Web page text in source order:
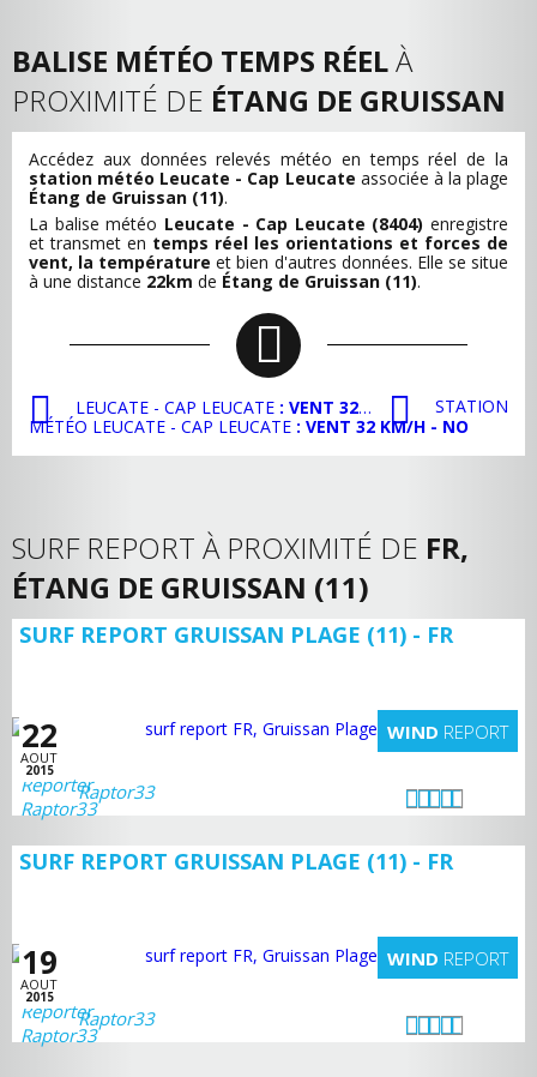
BALISE MÉTÉO TEMPS RÉELÀ
PROXIMITÉ DE ÉTANG DE GRUISSAN
Accédez aux données relevés météo en temps réel de la
station météo Leucate - Cap Leucate associée à la plage
Étang de Gruissan (11).
La balise météo Leucate - Cap Leucate (8404) enregistre
et transmet en temps réel les orientations et forces de
vent, la température et bien d'autres données. Elle se situe
à une distance 22km de Étang de Gruissan (11).
LEUCATE - CAP LEUCATE : VENT 32 KM/H - NO
STATION
MÉTÉO LEUCATE - CAP LEUCATE : VENT 32 KM/H - NO
SURF REPORT À PROXIMITÉ DE FR,
ÉTANG DE GRUISSAN (11)
SURF REPORT GRUISSAN PLAGE (11) - FR
22
AOUT
2015
WIND REPORT
Raptor33
SURF REPORT GRUISSAN PLAGE (11) - FR
19
AOUT
2015
WIND REPORT
Raptor33